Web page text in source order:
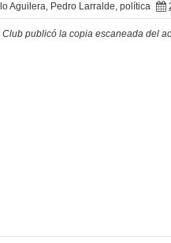
Aguilera, Pedro Larralde, política
publicó la copia escaneada del